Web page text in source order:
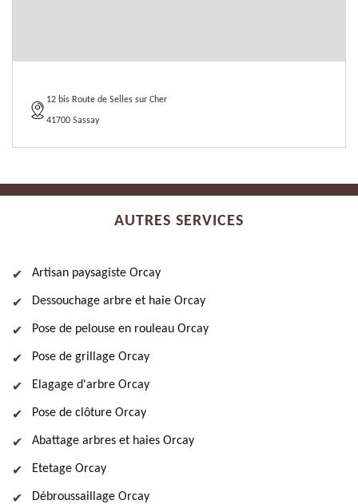
12 bis Route de Selles sur Cher
41700 Sassay
AUTRES SERVICES
Artisan paysagiste Orcay
Dessouchage arbre et haie Orcay
Pose de pelouse en rouleau Orcay
Pose de grillage Orcay
Elagage d'arbre Orcay
Pose de clôture Orcay
Abattage arbres et haies Orcay
Etetage Orcay
Débroussaillage Orcay